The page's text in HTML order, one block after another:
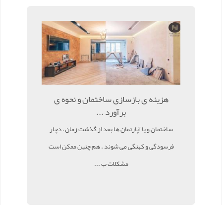
هزینه ی بازسازی ساختمان و نحوه ی
برآورد ...
ساختمان و یا آپارتمان ها بعد از گذشت زمان ، دچار
فرسودگی و کهنگی می شوند . هم چنین ممکن است
مشکلات ب ...